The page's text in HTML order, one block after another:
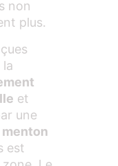
non
plus.
et
une
est